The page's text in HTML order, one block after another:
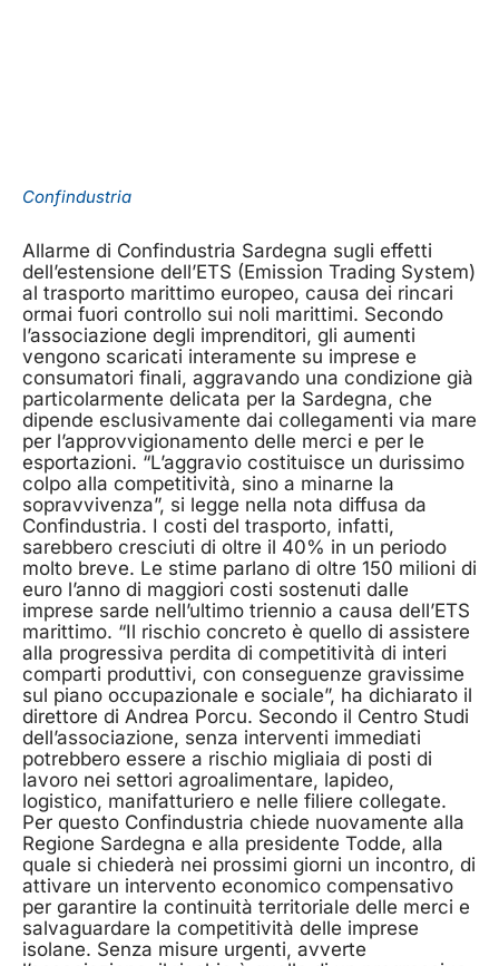
Confindustria
Allarme di Confindustria Sardegna sugli effetti
dell’estensione dell’ETS (Emission Trading System)
al trasporto marittimo europeo, causa dei rincari
ormai fuori controllo sui noli marittimi. Secondo
l’associazione degli imprenditori, gli aumenti
vengono scaricati interamente su imprese e
consumatori finali, aggravando una condizione già
particolarmente delicata per la Sardegna, che
dipende esclusivamente dai collegamenti via mare
per l’approvvigionamento delle merci e per le
esportazioni. “L’aggravio costituisce un durissimo
colpo alla competitività, sino a minarne la
sopravvivenza”, si legge nella nota diffusa da
Confindustria. I costi del trasporto, infatti,
sarebbero cresciuti di oltre il 40% in un periodo
molto breve. Le stime parlano di oltre 150 milioni di
euro l’anno di maggiori costi sostenuti dalle
imprese sarde nell’ultimo triennio a causa dell’ETS
marittimo. “Il rischio concreto è quello di assistere
alla progressiva perdita di competitività di interi
comparti produttivi, con conseguenze gravissime
sul piano occupazionale e sociale”, ha dichiarato il
direttore di Andrea Porcu. Secondo il Centro Studi
dell’associazione, senza interventi immediati
potrebbero essere a rischio migliaia di posti di
lavoro nei settori agroalimentare, lapideo,
logistico, manifatturiero e nelle filiere collegate.
Per questo Confindustria chiede nuovamente alla
Regione Sardegna e alla presidente Todde, alla
quale si chiederà nei prossimi giorni un incontro, di
attivare un intervento economico compensativo
per garantire la continuità territoriale delle merci e
salvaguardare la competitività delle imprese
isolane. Senza misure urgenti, avverte